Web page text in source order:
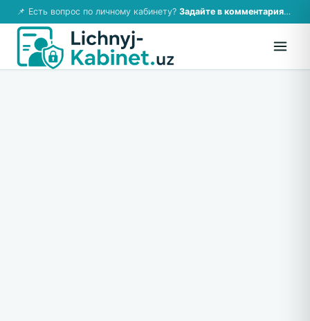
📌 Есть вопрос по личному кабинету? Задайте в комментариях — ответим!